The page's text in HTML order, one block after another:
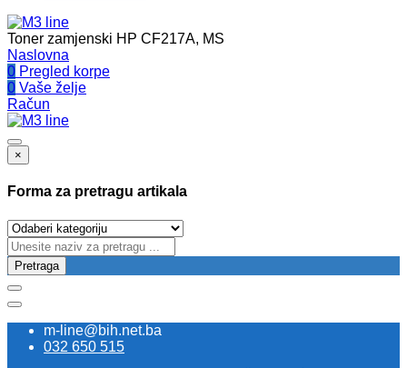
Toner zamjenski HP CF217A, MS
Naslovna
0 Pregled korpe
0 Vaše želje
Račun
×
Forma za pretragu artikala
Pretraga
m-line@bih.net.ba
032 650 515